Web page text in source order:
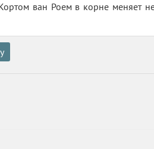
ван Роем в корне меняет